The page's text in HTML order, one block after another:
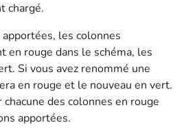
chargé.
les colonnes
en rouge dans le schéma, les
Si vous avez renommé une
en rouge et le nouveau en vert.
des colonnes en rouge
apportées.